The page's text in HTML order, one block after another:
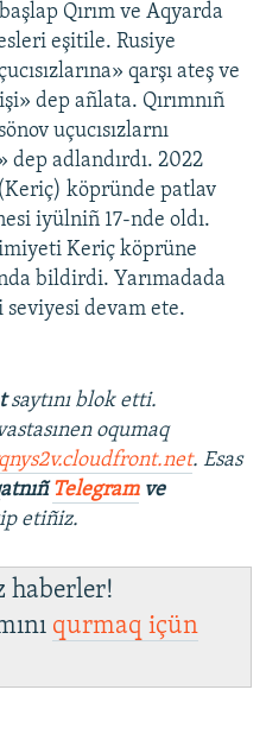
Qırım ve Aqyarda
eşitile. Rusiye
qarşı ateş ve
dep añlata. Qırımnıñ
uçucısızlarnı
dep adlandırdı. 2022
(Keriç) köpründe patlav
iyülniñ 17-nde oldı.
Keriç köprüne
bildirdi. Yarımadada
devam ete.
saytını blok etti.
oqumaq
. Esas
Telegramve
etiñiz.
haberler!
qurmaq içün